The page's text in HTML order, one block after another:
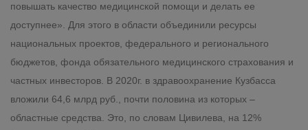
повышать качество медицинской помощи и делать ее
доступнее». Для этого в области объединили ресурсы
национальных проектов, федерального и регионального
бюджетов, фонда обязательного медицинского страхования и
частных инвесторов. В 2020г. в здравоохранение Кузбасса
вложили 64,6 млрд руб., почти половина из которых –
областные средства. Это, по словам Цивилева, на 12%